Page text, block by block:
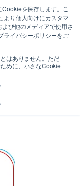
を保存します。こ
より個人向けにカスタマ
び他のメディアで使用さ
ライバシーポリシーをご
はありません。ただ
めに、小さなCookie
最新事例
ハラスメントに対する基